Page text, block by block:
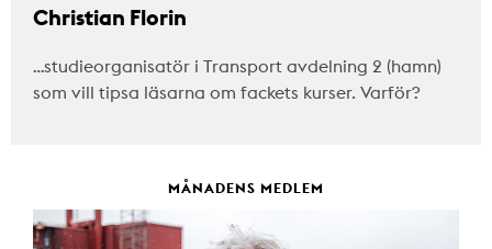
Christian Florin
…studieorganisatör i Transport avdelning 2 (hamn)
som vill tipsa läsarna om fackets kurser. Varför?
MÅNADENS MEDLEM